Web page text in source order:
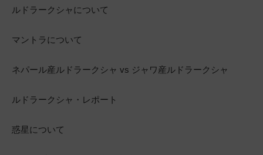
ルドラークシャについて
マントラについて
ネパール産ルドラークシャ vs ジャワ産ルドラークシャ
ルドラークシャ・レポート
惑星について